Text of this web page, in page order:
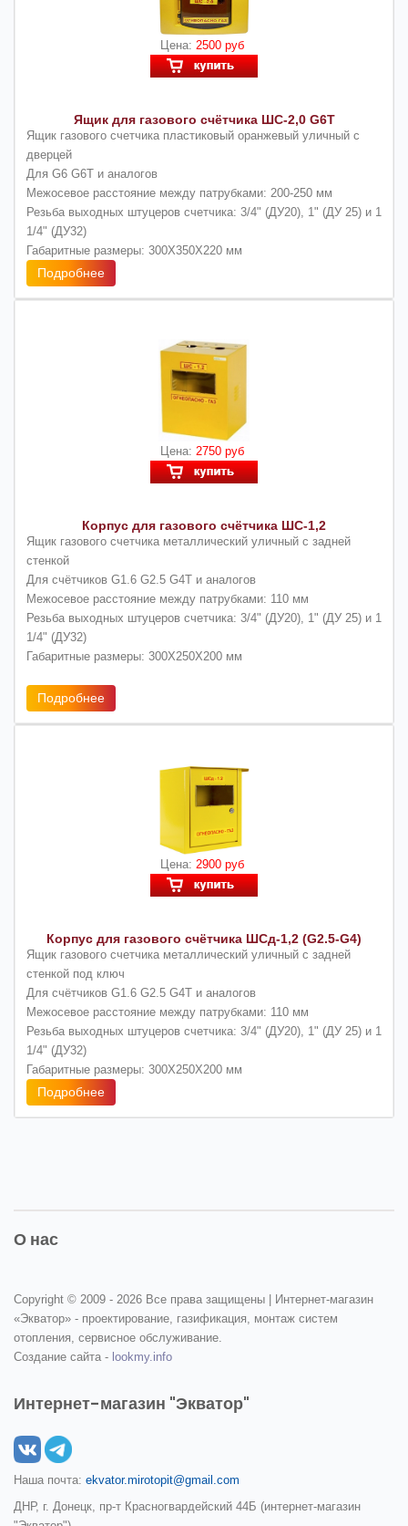
Цена: 2500 руб
Ящик для газового счётчика ШС-2,0 G6Т
Ящик газового счетчика пластиковый оранжевый уличный с
дверцей
Для G6 G6Т и аналогов
Межосевое расстояние между патрубками: 200-250 мм
Резьба выходных штуцеров счетчика: 3/4" (ДУ20), 1" (ДУ 25) и 1
1/4" (ДУ32)
Габаритные размеры: 300Х350Х220 мм
Подробнее
Цена: 2750 руб
Корпус для газового счётчика ШС-1,2
Ящик газового счетчика металлический уличный с задней
стенкой
Для счётчиков G1.6 G2.5 G4Т и аналогов
Межосевое расстояние между патрубками: 110 мм
Резьба выходных штуцеров счетчика: 3/4" (ДУ20), 1" (ДУ 25) и 1
1/4" (ДУ32)
Габаритные размеры: 300Х250Х200 мм
Подробнее
Цена: 2900 руб
Корпус для газового счётчика ШСд-1,2 (G2.5-G4)
Ящик газового счетчика металлический уличный с задней
стенкой под ключ
Для счётчиков G1.6 G2.5 G4Т и аналогов
Межосевое расстояние между патрубками: 110 мм
Резьба выходных штуцеров счетчика: 3/4" (ДУ20), 1" (ДУ 25) и 1
1/4" (ДУ32)
Габаритные размеры: 300Х250Х200 мм
Подробнее
О нас
Copyright © 2009 - 2026 Все права защищены | Интернет-магазин
«Экватор» - проектирование, газификация, монтаж систем
отопления, сервисное обслуживание.
Создание сайта - lookmy.info
Интернет-магазин "Экватор"
Наша почта: ekvator.mirotopit@gmail.com
ДНР, г. Донецк, пр-т Красногвардейский 44Б (интернет-магазин